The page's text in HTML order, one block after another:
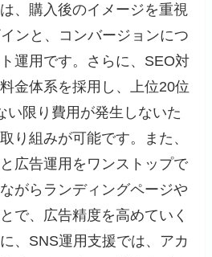
、購入後のイメージを重視
ンと、コンバージョンにつ
運用です。さらに、SEO対
金体系を採用し、上位20位
い限り費用が発生しないた
り組みが可能です。また、
広告運用をワンストップで
がらランディングページや
で、広告精度を高めていく
、SNS運用支援では、アカ